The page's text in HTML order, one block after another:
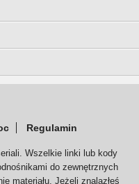
Regulamin
Wszelkie linki lub kody
do zewnętrznych
materiału. Jeżeli znalazłeś